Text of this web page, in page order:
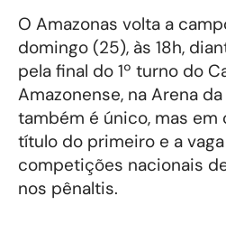
O Amazonas volta a
domingo (25), às 18h,
pela final do 1º turno do
Amazonense, na Arena
também é único, mas em
título do primeiro e a
competições nacionais
nos pênaltis.